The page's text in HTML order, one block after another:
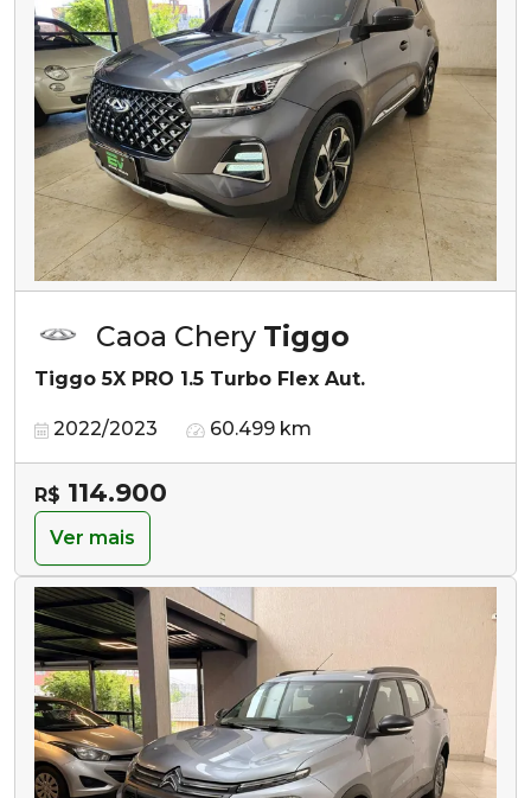
Caoa Chery Tiggo
Tiggo 5X PRO 1.5 Turbo Flex Aut.
2022/2023 60.499 km
R$ 114.900
Ver mais